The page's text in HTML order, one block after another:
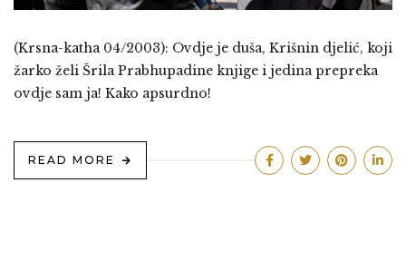
(Krsna-katha 04/2003): Ovdje je duša, Krišnin djelić, koji
žarko želi Šrila Prabhupadine knjige i jedina prepreka
ovdje sam ja! Kako apsurdno!
READ MORE